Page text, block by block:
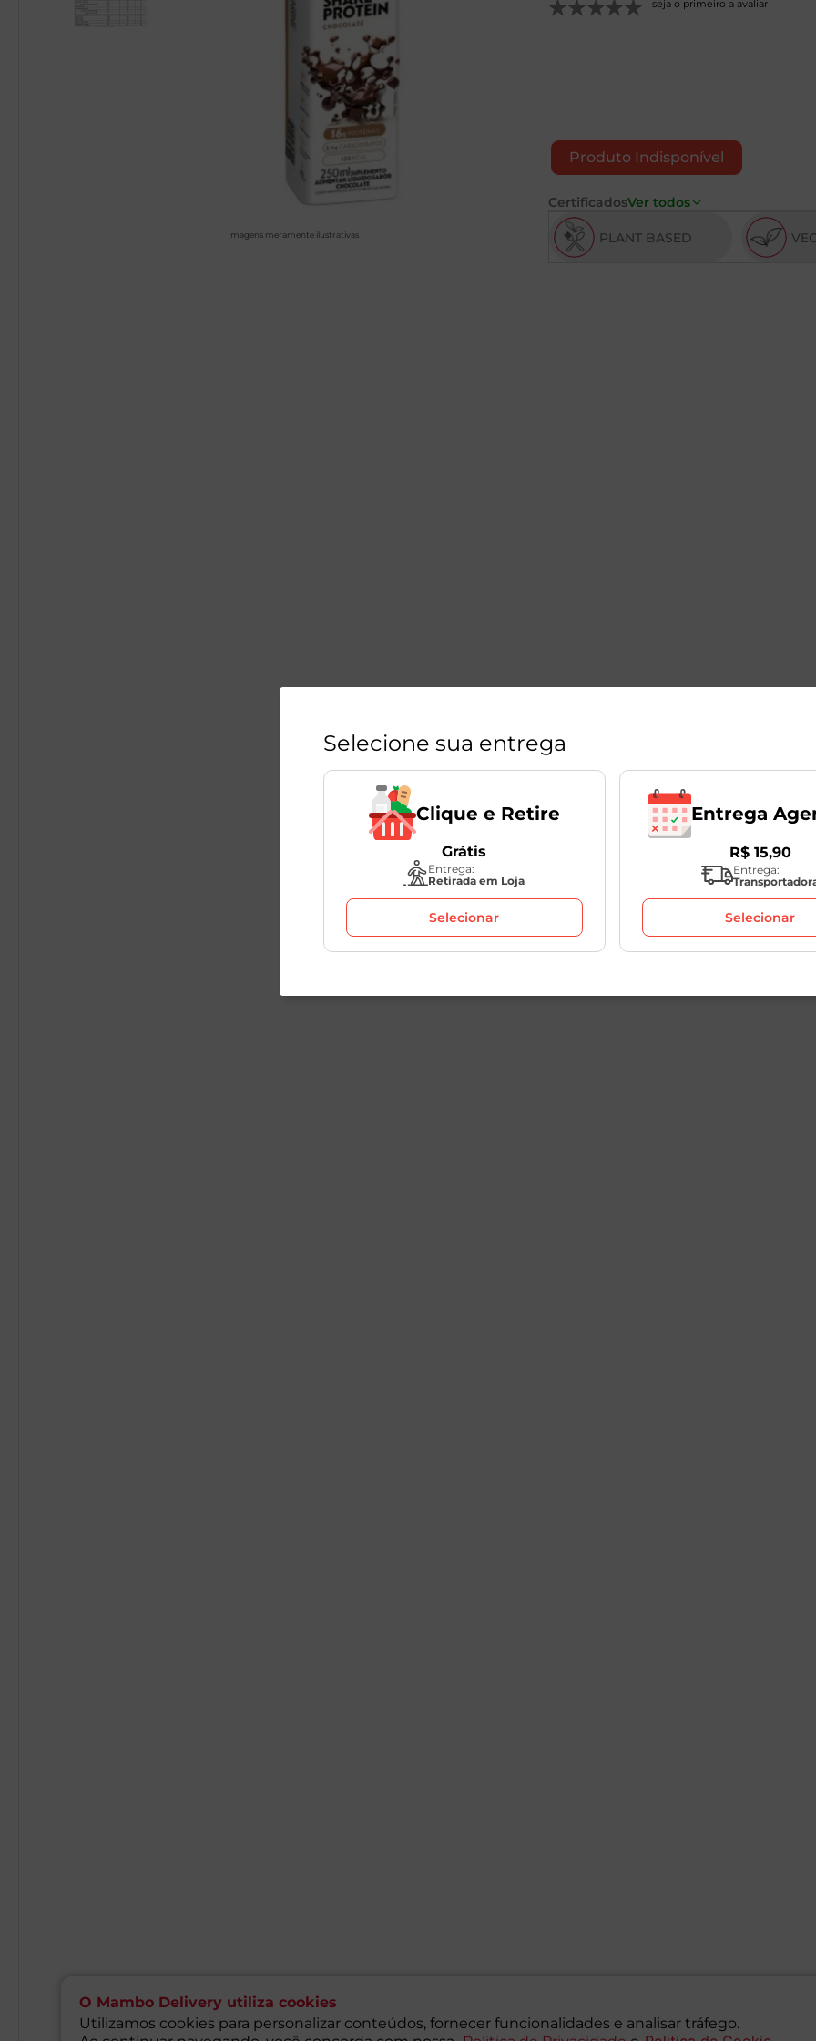
O Mambo Delivery utiliza cookies
Utilizamos cookies para personalizar conteúdos, fornecer funcionalidades e analisar tráfego.
Imagens meramente ilustrativas
seja o primeiro a avaliar
Produto Indisponível
CertificadosVer todos
PLANT BASED
Selecione sua entrega
Clique e Retire
Grátis
Entrega:
Retirada em Loja
Selecionar
Entrega
R$ 15,90
Entrega:
Selecionar